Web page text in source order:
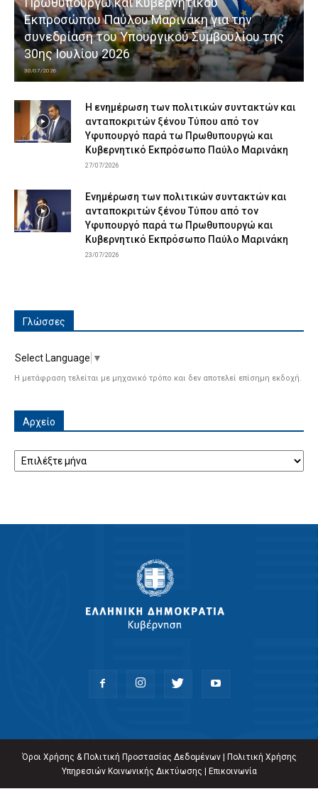
Εκπροσώπου Παύλου Μαρινάκη για την
συνεδρίαση του Υπουργικού Συμβουλίου της
30ης Ιουλίου 2026
30/07/2026
Η ενημέρωση των πολιτικών συντακτών και
ανταποκριτών ξένου Τύπου από τον
Υφυπουργό παρά τω Πρωθυπουργώ και
Κυβερνητικό Εκπρόσωπο Παύλο Μαρινάκη
27/07/2026
Ενημέρωση των πολιτικών συντακτών και
ανταποκριτών ξένου Τύπου από τον
Υφυπουργό παρά τω Πρωθυπουργώ και
Κυβερνητικό Εκπρόσωπο Παύλο Μαρινάκη
23/07/2026
Γλώσσες
Select Language ▼
Η μετάφραση τελείται με μηχανικό τρόπο και δεν αποτελεί επίσημη εκδοχή.
Αρχείο
Αρχείο
Όροι Χρήσης & Πολιτική Προστασίας Δεδομένων| Πολιτική Χρήσης
Υπηρεσιών Κοινωνικής Δικτύωσης | Επικοινωνία